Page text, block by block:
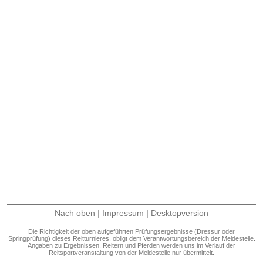
Nach oben | Impressum | Desktopversion
Die Richtigkeit der oben aufgeführten Prüfungsergebnisse (Dressur oder
Springprüfung) dieses Reitturnieres, obligt dem Verantwortungsbereich der Meldestelle.
Angaben zu Ergebnissen, Reitern und Pferden werden uns im Verlauf der
Reitsportveranstaltung von der Meldestelle nur übermittelt.